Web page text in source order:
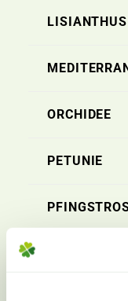
LISIANTHUS
ORCHIDEE
PETUNIE